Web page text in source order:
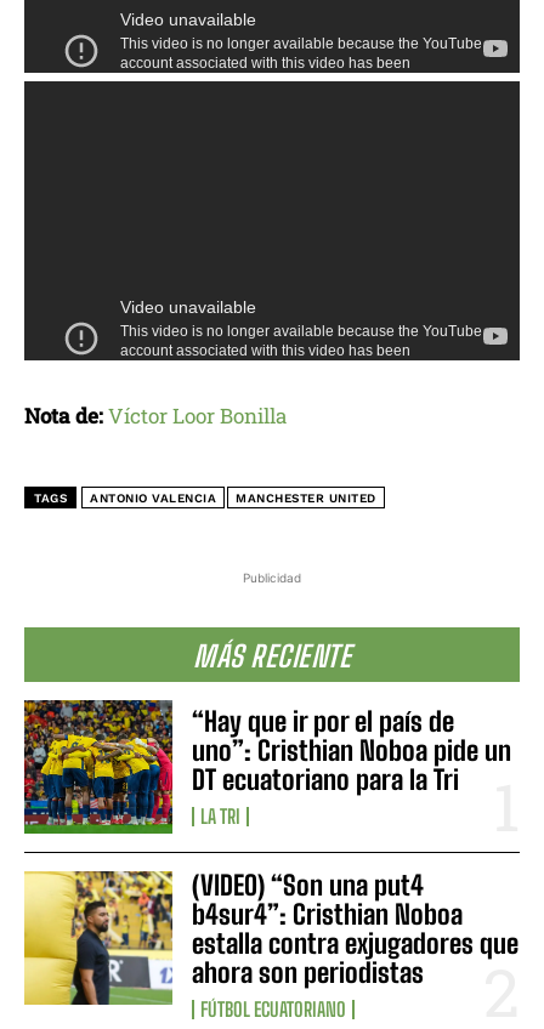
Publicidad
MÁS RECIENTE
“Hay que ir por el país de
uno”: Cristhian Noboa pide un
DT ecuatoriano para la Tri
LA TRI
(VIDEO) “Son una put4
b4sur4”: Cristhian Noboa
estalla contra exjugadores que
ahora son periodistas
FÚTBOL ECUATORIANO
Nota de:Víctor Loor Bonilla
TAGS ANTONIO VALENCIA MANCHESTER UNITED